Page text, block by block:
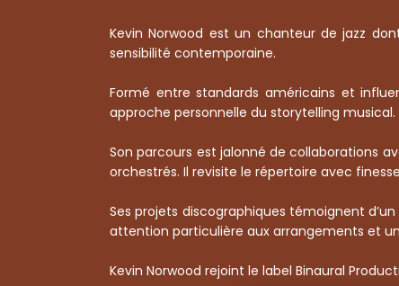
Kevin Norwood est un chanteur de jazz
sensibilité contemporaine.
Formé entre standards américains et
approche personnelle du storytelling
Son parcours est jalonné de collaborations
orchestrés. Il revisite le répertoire avec
Ses projets discographiques témoignent
attention particulière aux arrangements et
Kevin Norwood rejoint le label Binaural